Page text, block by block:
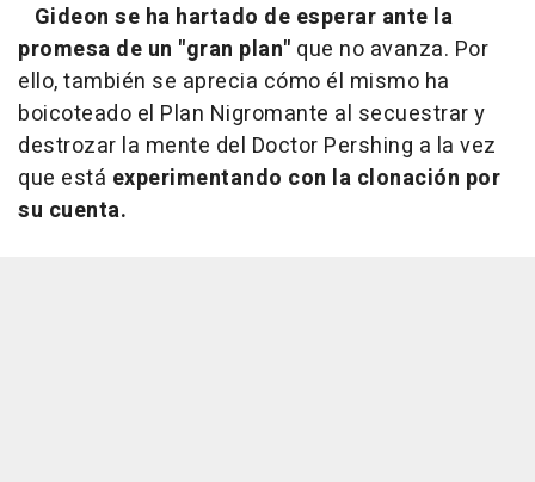
Gideon se ha hartado de esperar ante la
promesa de un "gran plan" que no avanza. Por
ello, también se aprecia cómo él mismo ha
boicoteado el Plan Nigromante al secuestrar y
destrozar la mente del Doctor Pershing a la vez
que está experimentando con la clonación por
su cuenta.